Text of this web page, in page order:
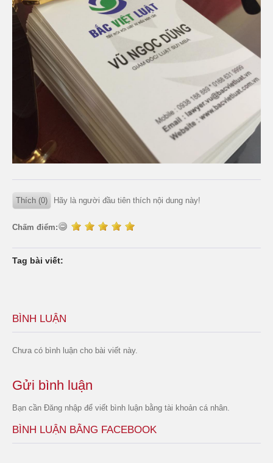
Thích (0) Hãy là người đầu tiên thích nội dung này!
Chấm điểm:
Tag bài viết:
BÌNH LUẬN
Chưa có bình luận cho bài viết này.
Gửi bình luận
Bạn cần Đăng nhập để viết bình luận bằng tài khoản cá nhân.
BÌNH LUẬN BẰNG FACEBOOK